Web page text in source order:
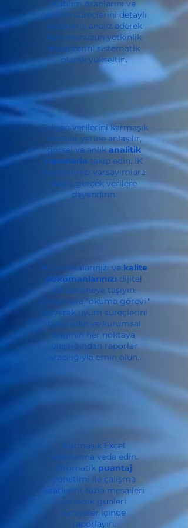
Katılım oranlarını ve
gelişim süreçlerini detaylı
raporlarla analiz ederek
kurumunuzun yetkinlik
envanterini sistematik
olarak yükseltin.
Çalışan verilerini karmaşık
tablolar yerine anlaşılır,
görsel ve anlıkanalitik
raporlarla takip edin. İK
kararlarınızı varsayımlara
değil, gerçek verilere
dayandırın.
İK politikalarınızı vekalite
dokümanlarınızı dijital
kütüphaneye taşıyın.
Çalışanlara "okuma görevi"
atayarak uyum süreçlerini
takip edin ve kurumsal
bilginin her noktaya
ulaştığından raporlar
aracılığıyla emin olun.
Karmaşık Excel
tablolarına veda edin.
Otomatik puantaj
yönetimi ile çalışma
saatlerini, fazla mesaileri
ve eksik günleri
saniyeler içinde
raporlayın.